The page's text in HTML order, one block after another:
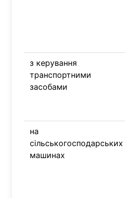
з керування
транспортними
засобами
на
сільськогосподарських
машинах